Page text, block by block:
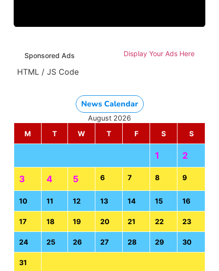
Sponsored Ads Display Your Ads Here
HTML / JS Code
News Calendar
August 2026
M
T W T F S S
1 2
3 4 5 6 7 8 9
10 11 12 13 14 15 16
17 18 19 20 21 22 23
24 25 26 27 28 29 30
31